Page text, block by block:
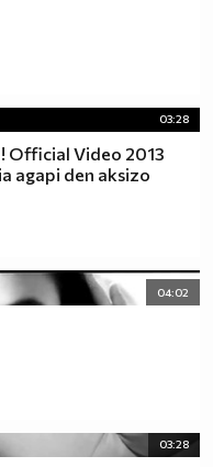
03:28
Official Video 2013
agapi den aksizo
04:02
03:28